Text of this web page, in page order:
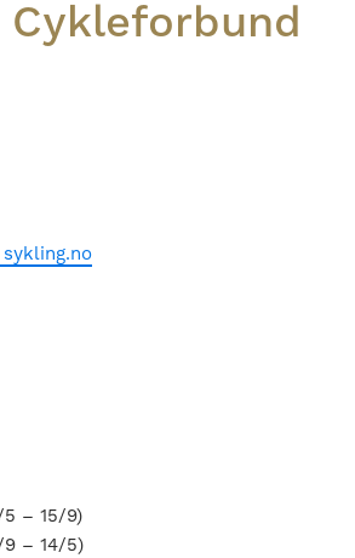
Cykleforbund
5 – 15/9)
9 – 14/5)